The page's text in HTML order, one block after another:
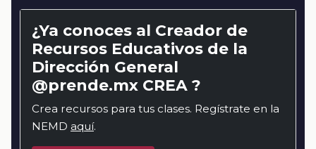
¿Ya conoces al Creador de
Recursos Educativos de la
Dirección General
@prende.mx CREA ?
Crea recursos para tus clases. Regístrate en la
NEMD aquí.